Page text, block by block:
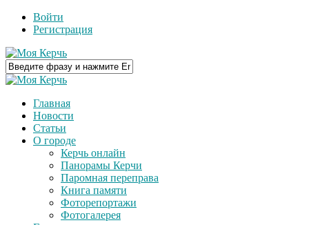
Войти
Регистрация
Главная
Новости
Статьи
О городе
Керчь онлайн
Панорамы Керчи
Паромная переправа
Книга памяти
Фоторепортажи
Фотогалерея